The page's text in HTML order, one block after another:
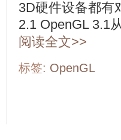
3D硬件设备都有
2.1 OpenGL 3.1
阅读全文>>
标签: OpenGL